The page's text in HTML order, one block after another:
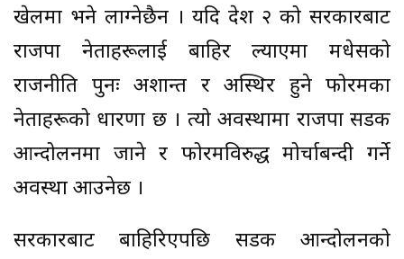
खेलमा भने लाग्नेछैन । यदि प्रदेश २ को सरकारबाट
राजपा नेताहरूलाई बाहिर ल्याएमा मधेसको
राजनीति पुनः अशान्त र अस्थिर हुने फोरमका
नेताहरूको धारणा छ । त्यो अवस्थामा राजपा सडक
आन्दोलनमा जाने र फोरमविरुद्ध मोर्चाबन्दी गर्ने
अवस्था आउनेछ ।
सरकारबाट बाहिरिएपछि सडक आन्दोलनको